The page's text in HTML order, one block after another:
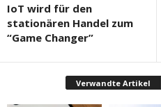
IoT wird für den
stationären Handel zum
“Game Changer”
Verwandte Artikel